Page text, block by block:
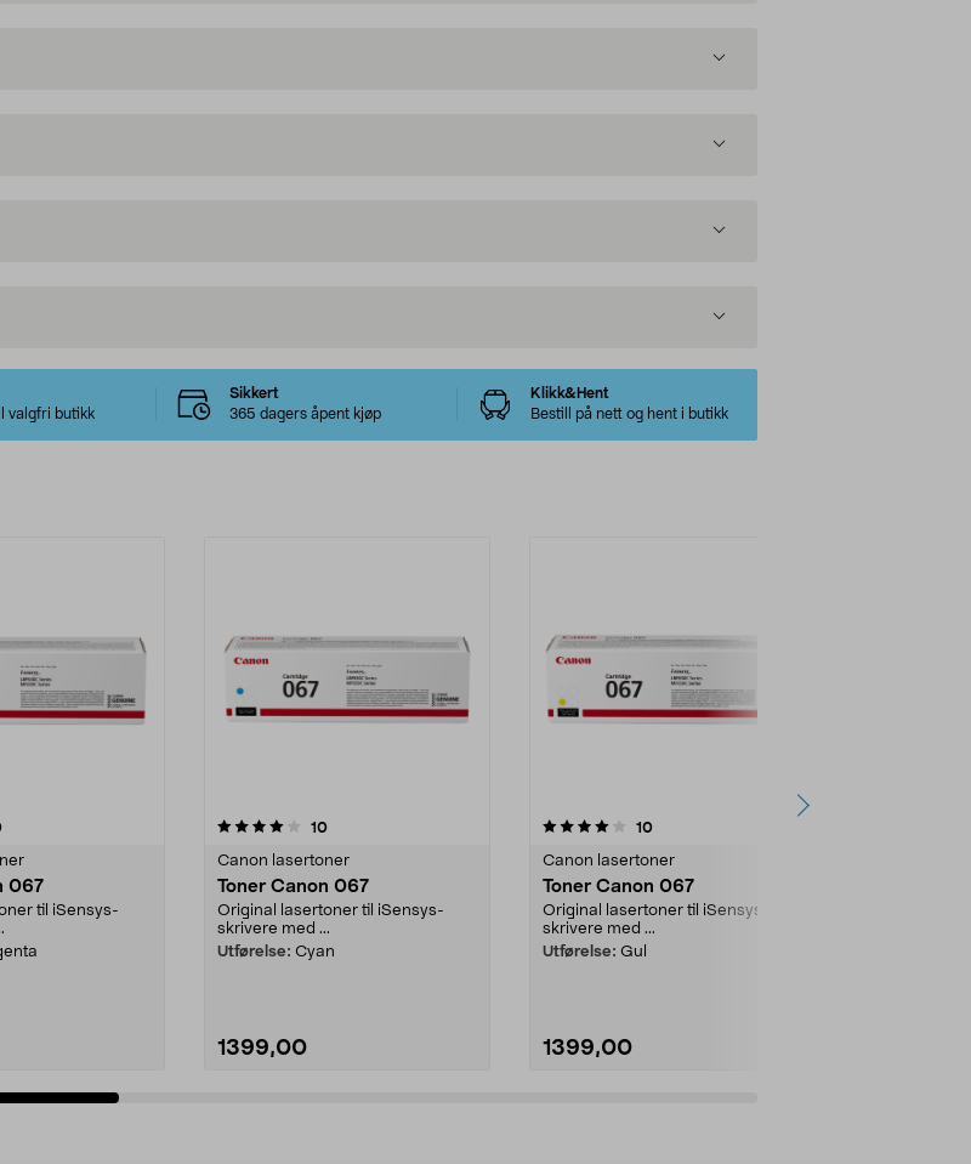
valgfri butikk
Sikkert
365 dagers åpent kjøp
Klikk&Hent
Bestill på nett og hent i butikk
anmeldelser
067
til iSensys-
5 stjerner 10anmeldelser
Canon lasertoner
Toner Canon 067
Original lasertoner til iSensys-
skrivere med ...
Utførelse: Cyan
1399,00
4.0 av 5 stjerner 10anmeldelser
Canon lasertoner
Toner Canon 067
Original lasertoner til iSensys-
skrivere med ...
Utførelse: Gul
1399,00
4.5 av 5 stjerner